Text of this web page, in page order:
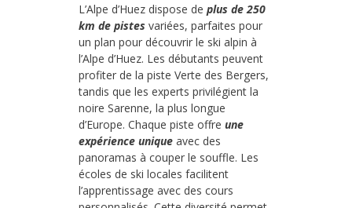
L’Alpe d’Huez dispose de plus de 250
km de pistes variées, parfaites pour
un plan pour découvrir le ski alpin à
l’Alpe d’Huez. Les débutants peuvent
profiter de la piste Verte des Bergers,
tandis que les experts privilégient la
noire Sarenne, la plus longue
d’Europe. Chaque piste offre une
expérience unique avec des
panoramas à couper le souffle. Les
écoles de ski locales facilitent
l’apprentissage avec des cours